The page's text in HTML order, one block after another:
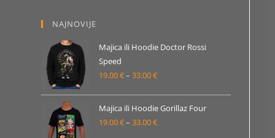
NAJNOVIJE
Majica ili Hoodie Doctor Rossi
Speed
19.00€– 33.00€Raspon
od
19.00 €
Majica ili Hoodie Gorillaz Four
19.00€– 33.00€Raspon